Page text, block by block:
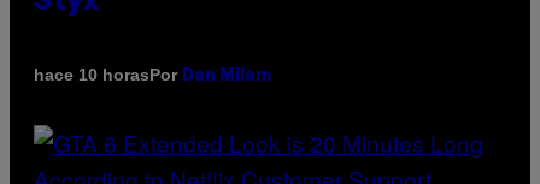
hace 10 horasPor Dan Milam